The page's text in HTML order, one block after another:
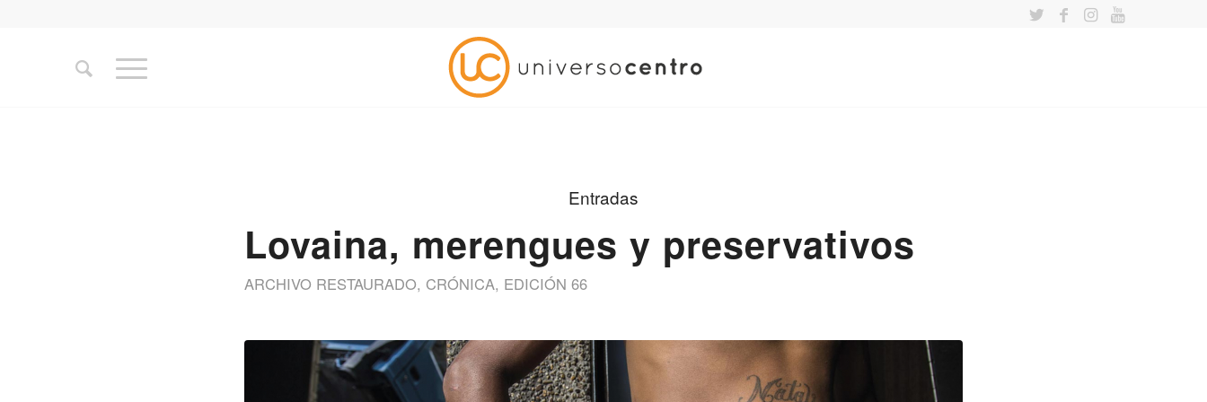
Entradas
Lovaina, merengues y preservativos
ARCHIVO RESTAURADO, CRÓNICA, EDICIÓN 66